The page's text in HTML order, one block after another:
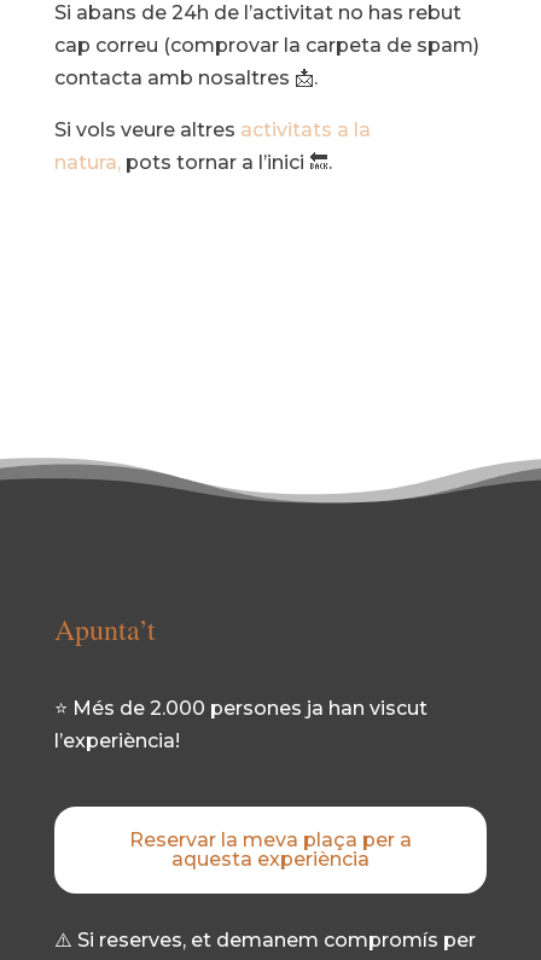
Si abans de 24h de l’activitat no has rebut
cap correu (comprovar la carpeta de spam)
contacta amb nosaltres 📩.
Si vols veure altres activitats a la
natura,pots tornar a l’inici 🔙.
Apunta’t
⭐ Més de 2.000 persones ja han viscut
l’experiència!
Reservar la meva plaça per a
aquesta experiència
⚠️ Si reserves, et demanem compromís per